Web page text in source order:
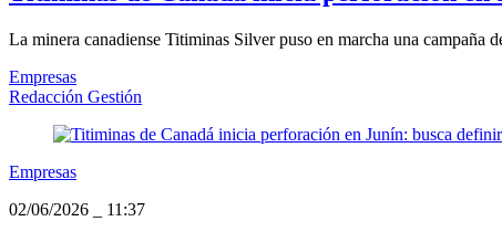
La minera canadiense Titiminas Silver puso en marcha una campaña
Empresas
Redacción Gestión
Empresas
02/06/2026
11:37